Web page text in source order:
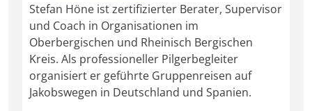
Stefan Höne ist zertifizierter Berater, Supervisor
und Coach in Organisationen im
Oberbergischen und Rheinisch Bergischen
Kreis. Als professioneller Pilgerbegleiter
organisiert er geführte Gruppenreisen auf
Jakobswegen in Deutschland und Spanien.